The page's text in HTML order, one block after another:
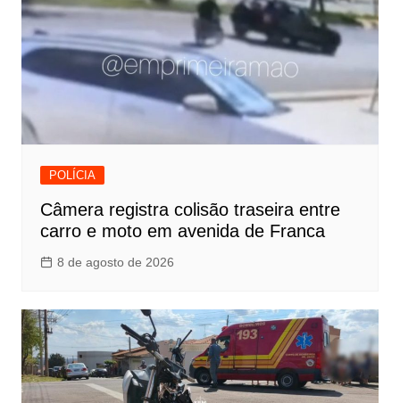
POLÍCIA
Câmera registra colisão traseira entre
carro e moto em avenida de Franca
8 de agosto de 2026